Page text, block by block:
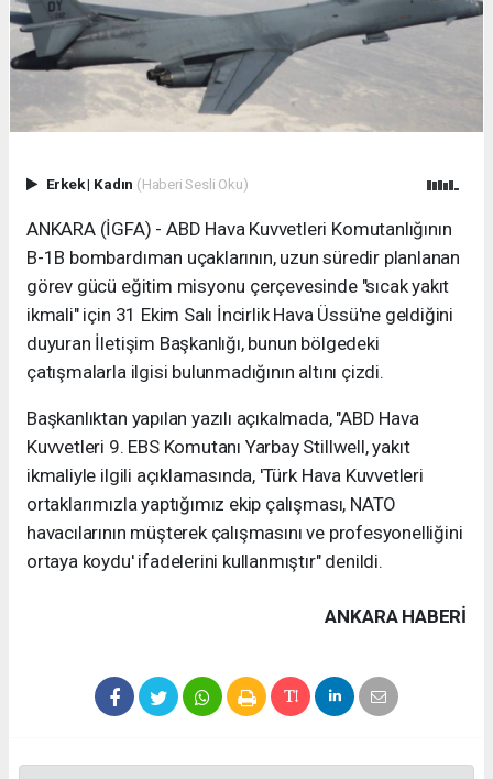
Erkek| Kadın (Haberi Sesli Oku)
ANKARA (İGFA) - ABD Hava Kuvvetleri Komutanlığının
B-1B bombardıman uçaklarının, uzun süredir planlanan
görev gücü eğitim misyonu çerçevesinde "sıcak yakıt
ikmali" için 31 Ekim Salı İncirlik Hava Üssü'ne geldiğini
duyuran İletişim Başkanlığı, bunun bölgedeki
çatışmalarla ilgisi bulunmadığının altını çizdi.
Başkanlıktan yapılan yazılı açıkalmada, "ABD Hava
Kuvvetleri 9. EBS Komutanı Yarbay Stillwell, yakıt
ikmaliyle ilgili açıklamasında, 'Türk Hava Kuvvetleri
ortaklarımızla yaptığımız ekip çalışması, NATO
havacılarının müşterek çalışmasını ve profesyonelliğini
ortaya koydu' ifadelerini kullanmıştır" denildi.
ANKARA HABERİ